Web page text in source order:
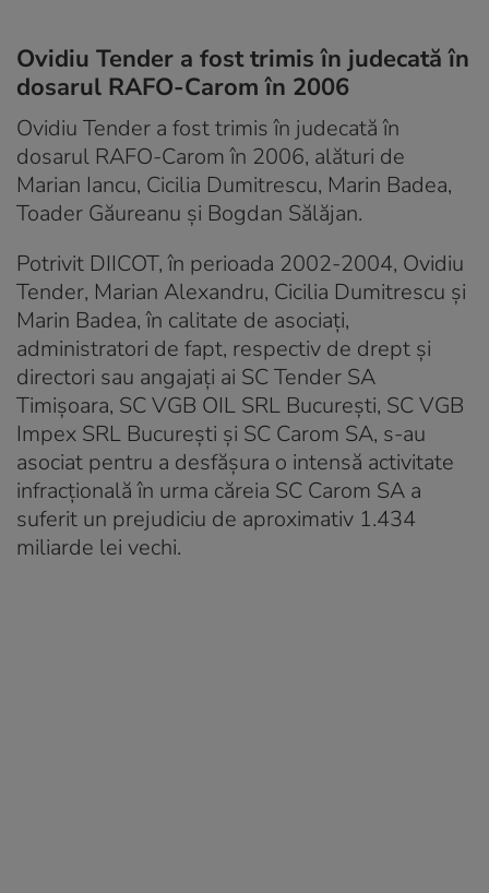
Ovidiu Tender a fost trimis în judecată în
dosarul RAFO-Carom în 2006
Ovidiu Tender a fost trimis în judecată în
dosarul RAFO-Carom în 2006, alături de
Marian Iancu, Cicilia Dumitrescu, Marin Badea,
Toader Găureanu şi Bogdan Sălăjan.
Potrivit DIICOT, în perioada 2002-2004, Ovidiu
Tender, Marian Alexandru, Cicilia Dumitrescu şi
Marin Badea, în calitate de asociaţi,
administratori de fapt, respectiv de drept şi
directori sau angajaţi ai SC Tender SA
Timişoara, SC VGB OIL SRL Bucureşti, SC VGB
Impex SRL Bucureşti şi SC Carom SA, s-au
asociat pentru a desfăşura o intensă activitate
infracţională în urma căreia SC Carom SA a
suferit un prejudiciu de aproximativ 1.434
miliarde lei vechi.